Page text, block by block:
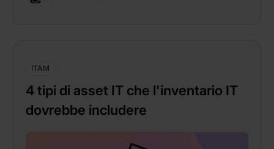
ITAM
4 tipi di asset IT che l'inventario IT
dovrebbe includere